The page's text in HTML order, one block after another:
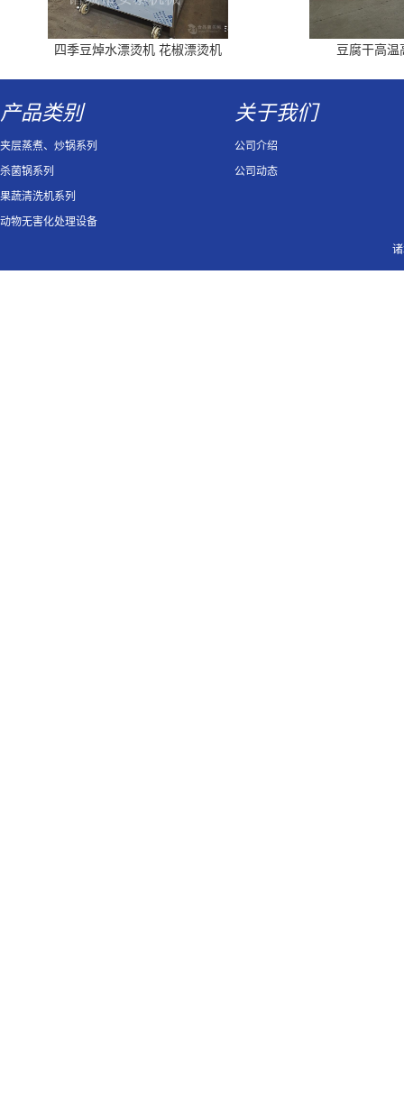
四季豆焯水漂烫机 花椒漂烫机 豆腐干高温
产品类别
夹层蒸煮、炒锅系列
杀菌锅系列
果蔬清洗机系列
动物无害化处理设备
关于我们
公司介绍
公司动态